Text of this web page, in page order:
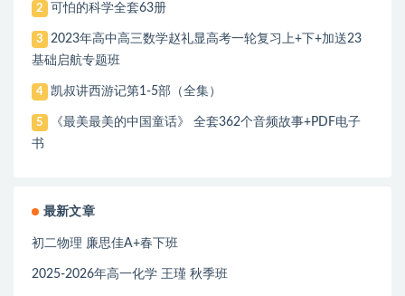
2 可怕的科学全套63册
3
2023年高中高三数学赵礼显高考一轮复习上+下+加送23
基础启航专题班
4 凯叔讲西游记第1-5部（全集）
5
《最美最美的中国童话》 全套362个音频故事+PDF电子
书
最新文章
初二物理 廉思佳A+春下班
2025-2026年高一化学 王瑾 秋季班